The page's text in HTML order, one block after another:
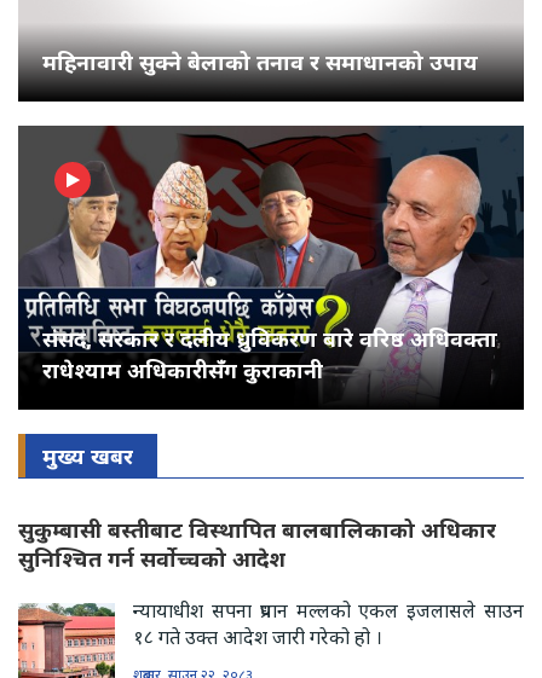
महिनावारी सुक्ने बेलाको तनाव र समाधानको उपाय
संसद, सरकार र दलीय ध्रुविकरण बारे वरिष्ठ अधिवक्ता
राधेश्याम अधिकारीसँग कुराकानी
मुख्य खबर
सुकुम्बासी बस्तीबाट विस्थापित बालबालिकाको अधिकार
सुनिश्चित गर्न सर्वोच्चको आदेश
न्यायाधीश सपना प्रधान मल्लको एकल इजलासले साउन
१८ गते उक्त आदेश जारी गरेको हो ।